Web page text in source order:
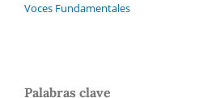
Voces Fundamentales
Palabras clave